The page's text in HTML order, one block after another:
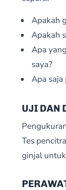
Apakah
Apakah
Apa
saya?
Apa saja
UJI DAN
Tes
ginjal